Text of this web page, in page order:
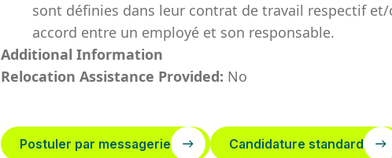
sont définies dans leur contrat de travail respectif
accord entre un employé et son responsable.
Additional Information
Relocation Assistance Provided: No
Postuler par messagerie Candidature standard